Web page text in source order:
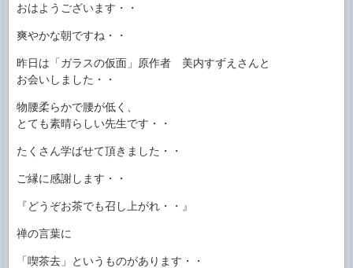
おはようございます・・
爽やかな朝ですね・・
昨日は「ガラスの仮面」原作者 美内すずえさんと
お会いしました・・
物腰柔らかで腰が低く、
とても素晴らしい先生です・・
たくさん学ばせて頂きました・・
ご縁に感謝します・・
『どうぞお茶でも召し上がれ・・』
禅の言葉に
「喫茶去」というものがあります・・